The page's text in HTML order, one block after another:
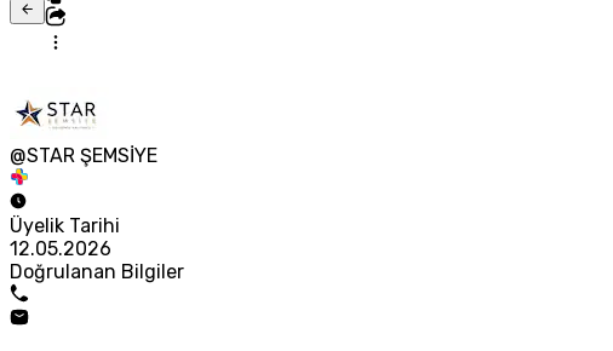
@STAR ŞEMSİYE
Üyelik Tarihi
12.05.2026
Doğrulanan Bilgiler